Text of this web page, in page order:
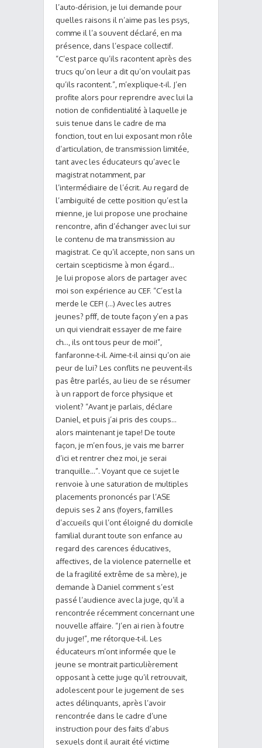
l’auto-dérision, je lui demande pour
quelles raisons il n’aime pas les psys,
comme il l’a souvent déclaré, en ma
présence, dans l’espace collectif.
“C’est parce qu’ils racontent après des
trucs qu’on leur a dit qu’on voulait pas
qu’ils racontent.”, m’explique-t-il. J’en
profite alors pour reprendre avec lui la
notion de confidentialité à laquelle je
suis tenue dans le cadre de ma
fonction, tout en lui exposant mon rôle
d’articulation, de transmission limitée,
tant avec les éducateurs qu’avec le
magistrat notamment, par
l’intermédiaire de l’écrit. Au regard de
l’ambiguïté de cette position qu’est la
mienne, je lui propose une prochaine
rencontre, afin d’échanger avec lui sur
le contenu de ma transmission au
magistrat. Ce qu’il accepte, non sans un
certain scepticisme à mon égard…
Je lui propose alors de partager avec
moi son expérience au CEF. “C’est la
merde le CEF! (…) Avec les autres
jeunes? pfff, de toute façon y’en a pas
un qui viendrait essayer de me faire
ch…, ils ont tous peur de moi!”,
fanfaronne-t-il. Aime-t-il ainsi qu’on aie
peur de lui? Les conflits ne peuvent-ils
pas être parlés, au lieu de se résumer
à un rapport de force physique et
violent? “Avant je parlais, déclare
Daniel, et puis j’ai pris des coups…
alors maintenant je tape! De toute
façon, je m’en fous, je vais me barrer
d’ici et rentrer chez moi, je serai
tranquille…”. Voyant que ce sujet le
renvoie à une saturation de multiples
placements prononcés par l’ASE
depuis ses 2 ans (foyers, familles
d’accueils qui l’ont éloigné du domicile
familial durant toute son enfance au
regard des carences éducatives,
affectives, de la violence paternelle et
de la fragilité extrême de sa mère), je
demande à Daniel comment s’est
passé l’audience avec la juge, qu’il a
rencontrée récemment concernant une
nouvelle affaire. “J’en ai rien à foutre
du juge!”, me rétorque-t-il. Les
éducateurs m’ont informée que le
jeune se montrait particulièrement
opposant à cette juge qu’il retrouvait,
adolescent pour le jugement de ses
actes délinquants, après l’avoir
rencontrée dans le cadre d’une
instruction pour des faits d’abus
sexuels dont il aurait été victime